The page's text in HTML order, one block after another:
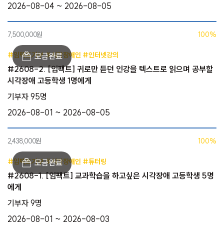
2026-08-04 ~ 2026-08-05
7,500,000원 100%
#임팩트기부 #시각장애인 #인터넷강의
#2608-2. [임팩트] 귀로만 듣던 인강을 텍스트로 읽으며 공부할
시각장애 고등학생 1명에게
기부자 95명
2026-08-01 ~ 2026-08-05
2,438,000원 100%
#임팩트기부 #시각장애인 #튜터링
#2608-1. [임팩트] 교과학습을 하고싶은 시각장애 고등학생 5명
에게
기부자 9명
2026-08-01 ~ 2026-08-03